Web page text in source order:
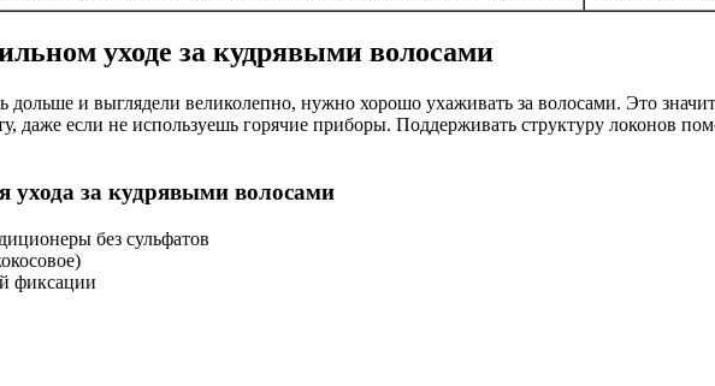
уходе за кудрявыми волосами
и выглядели великолепно, нужно хорошо ухаживать за волосами. Это
даже если не используешь горячие приборы. Поддерживать структуру локонов
ухода за кудрявыми волосами
без сульфатов
фиксации